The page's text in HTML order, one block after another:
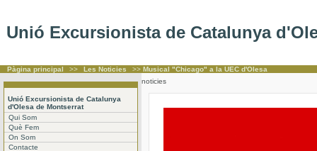
Unió Excursionista de Catalunya
Pàgina principal >> Les Noticies >> Musical "Chicago" a la UEC d'Olesa
Unió Excursionista de Catalunya
d'Olesa de Montserrat
Qui Som
Què Fem
On Som
Contacte
noticies